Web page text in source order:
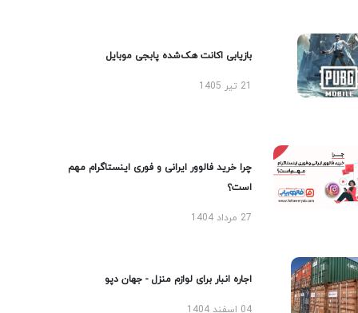
بازیابی اکانت هک‌شده پابجی موبایل
چرا خرید فالوور ایرانی و فوری اینستاگرام مهم
است؟
27 مرداد 1404
اجاره انبار برای لوازم منزل - جهان دپو
04 اسفند 1404